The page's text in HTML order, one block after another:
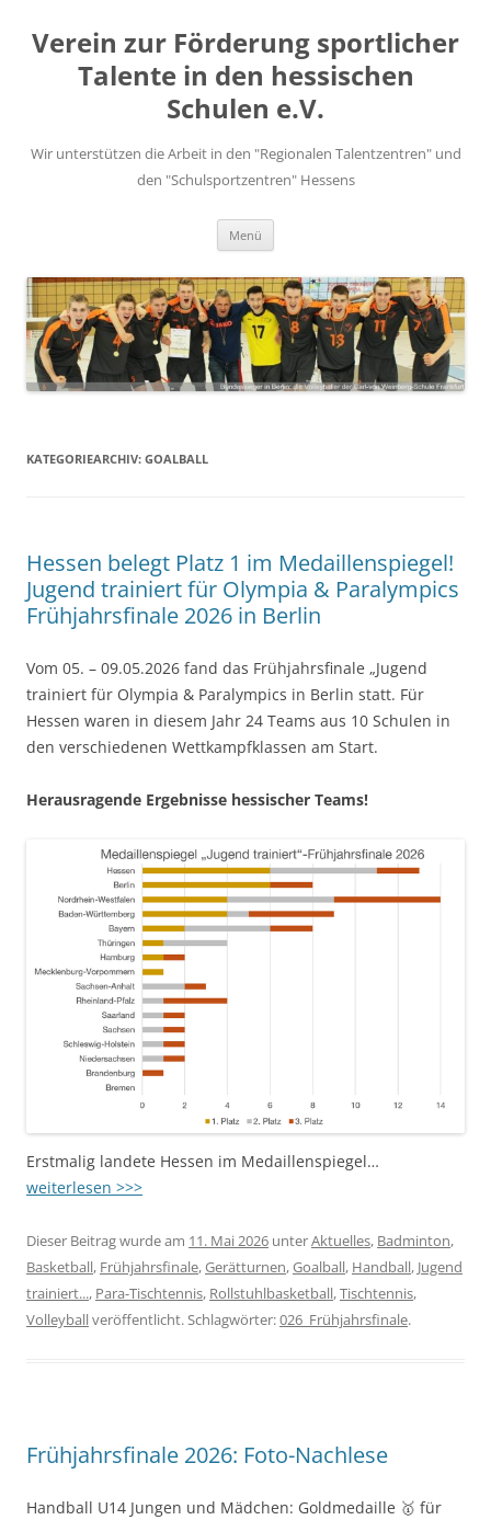
springen
Verein zur Förderung sportlicher
Talente in den hessischen
Schulen e.V.
Wir unterstützen die Arbeit in den "Regionalen Talentzentren" und
den "Schulsportzentren" Hessens
Menü
KATEGORIEARCHIV: GOALBALL
Hessen belegt Platz 1 im Medaillenspiegel!
Jugend trainiert für Olympia & Paralympics
Frühjahrsfinale 2026 in Berlin
Vom 05. – 09.05.2026 fand das Frühjahrsfinale „Jugend
trainiert für Olympia & Paralympics in Berlin statt. Für
Hessen waren in diesem Jahr 24 Teams aus 10 Schulen in
den verschiedenen Wettkampfklassen am Start.
Herausragende Ergebnisse hessischer Teams!
Erstmalig landete Hessen im Medaillenspiegel…
weiterlesen >>>
Dieser Beitrag wurde am 11. Mai 2026 unterAktuelles, Badminton,
Basketball, Frühjahrsfinale,Gerätturnen,Goalball, Handball, Jugend
trainiert..., Para-Tischtennis, Rollstuhlbasketball,Tischtennis,
Volleyballveröffentlicht. Schlagwörter:026_Frühjahrsfinale.
Frühjahrsfinale 2026: Foto-Nachlese
Handball U14 Jungen und Mädchen: Goldmedaille 🥇 für